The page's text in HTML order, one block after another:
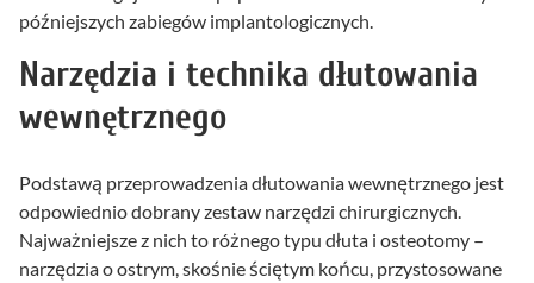
późniejszych zabiegów implantologicznych.
Narzędzia i technika dłutowania
wewnętrznego
Podstawą przeprowadzenia dłutowania wewnętrznego jest
odpowiednio dobrany zestaw narzędzi chirurgicznych.
Najważniejsze z nich to różnego typu dłuta i osteotomy –
narzędzia o ostrym, skośnie ściętym końcu, przystosowane